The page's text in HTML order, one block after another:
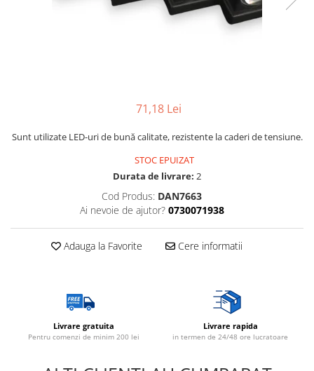
Corpuri Led - industriale
Aplice si Plafoniere Led
Corpuri stradale
miscare,crepuscular,dulii cu
Aplice de perete interior,
71,18 Lei
Sunt utilizate LED-uri de bună calitate, rezistente la caderi de tensiune.
STOC EPUIZAT
Durata de livrare: 2
Cod Produs: DAN7663
Ai nevoie de ajutor? 0730071938
Adauga la Favorite Cere informatii
Livrare gratuita
Pentru comenzi de minim 200 lei
Livrare rapida
in termen de 24/48 ore lucratoare